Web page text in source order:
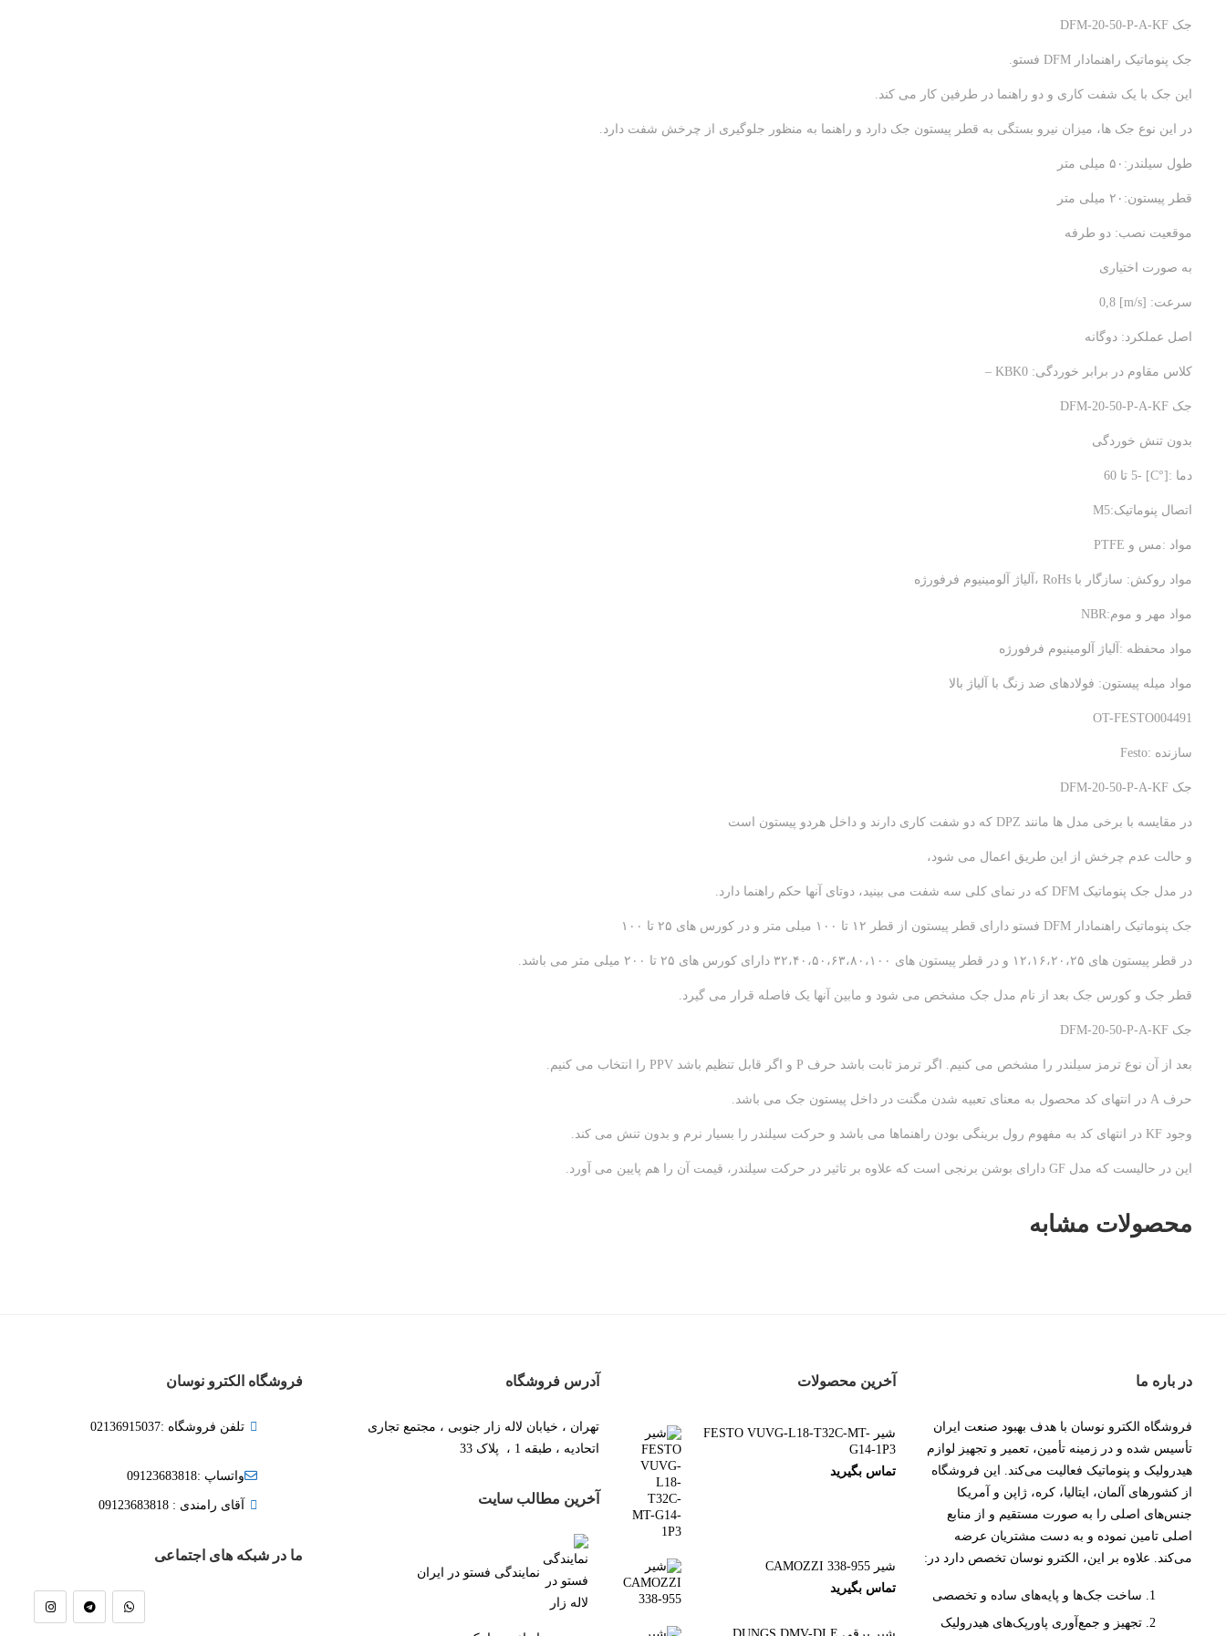
جک DFM-20-50-P-A-KF
جک پنوماتیک راهنمادار DFM فستو.
این جک با یک شفت کاری و دو راهنما در طرفین کار می کند.
در این نوع جک ها، میزان نیرو بستگی به قطر پیستون جک دارد و راهنما به منظور جلوگیری از چرخش شفت دارد.
طول سیلندر:۵۰ میلی متر
قطر پیستون:۲۰ میلی متر
موقعیت نصب: دو طرفه
به صورت اختیاری
سرعت: [m/s] 0,8
اصل عملکرد: دوگانه
کلاس مقاوم در برابر خوردگی: KBK0 –
جک DFM-20-50-P-A-KF
بدون تنش خوردگی
دما :[°C] -5 تا 60
اتصال پنوماتیک:M5
مواد :مس و PTFE
مواد روکش: سازگار با RoHs ،آلیاژ آلومینیوم فرفورژه
مواد مهر و موم:NBR
مواد محفظه :آلیاژ آلومینیوم فرفورژه
مواد میله پیستون: فولادهای ضد زنگ با آلیاژ بالا
OT-FESTO004491
سازنده :Festo
جک DFM-20-50-P-A-KF
در مقایسه با برخی مدل ها مانند DPZ که دو شفت کاری دارند و داخل هردو پیستون است
و حالت عدم چرخش از این طریق اعمال می شود،
در مدل جک پنوماتیک DFM که در نمای کلی سه شفت می بینید، دوتای آنها حکم راهنما دارد.
جک پنوماتیک راهنمادار DFM فستو دارای قطر پیستون از قطر ۱۲ تا ۱۰۰ میلی متر و در کورس های ۲۵ تا ۱۰۰
در قطر پیستون های ۱۲،۱۶،۲۰،۲۵ و در قطر پیستون های ۳۲،۴۰،۵۰،۶۳،۸۰،۱۰۰ دارای کورس های ۲۵ تا ۲۰۰ میلی متر می باشد.
قطر جک و کورس جک بعد از نام مدل جک مشخص می شود و مابین آنها یک فاصله قرار می گیرد.
جک DFM-20-50-P-A-KF
بعد از آن نوع ترمز سیلندر را مشخص می کنیم. اگر ترمز ثابت باشد حرف P و اگر قابل تنظیم باشد PPV را انتخاب می کنیم.
حرف A در انتهای کد محصول به معنای تعبیه شدن مگنت در داخل پیستون جک می باشد.
وجود KF در انتهای کد به مفهوم رول برینگی بودن راهنماها می باشد و حرکت سیلندر را بسیار نرم و بدون تنش می کند.
این در حالیست که مدل GF دارای بوشن برنجی است که علاوه بر تاثیر در حرکت سیلندر، قیمت آن را هم پایین می آورد.
محصولات مشابه
در باره ما
فروشگاه الکترو نوسان با هدف بهبود صنعت ایران
تأسیس شده و در زمینه تأمین، تعمیر و تجهیز لوازم
هیدرولیک و پنوماتیک فعالیت می‌کند. این فروشگاه
از کشورهای آلمان، ایتالیا، کره، ژاپن و آمریکا
جنس‌های اصلی را به صورت مستقیم و از منابع
اصلی تامین نموده و به دست مشتریان عرضه
می‌کند. علاوه بر این، الکترو نوسان تخصص دارد در:
ساخت جک‌ها و پایه‌های ساده و تخصصی
تجهیز و جمع‌آوری پاورپک‌های هیدرولیک
آخرین محصولات
شیر FESTO VUVG-L18-T32C-MT-
G14-1P3
تماس بگیرید
شیر CAMOZZI 338-955
تماس بگیرید
آدرس فروشگاه
تهران ، خیابان لاله زار جنوبی ، مجتمع تجاری
اتحادیه ، طبقه 1 ، پلاک 33
آخرین مطالب سایت
نمایندگی فستو در ایران
فروشگاه الکترو نوسان
تلفن فروشگاه :02136915037
واتساپ :09123683818
آقای رامندی : 09123683818
ما در شبکه های اجتماعی